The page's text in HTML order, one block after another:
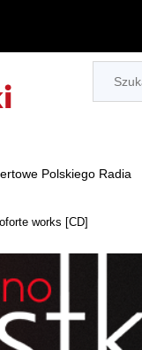
Polskiego Radia
works [CD]